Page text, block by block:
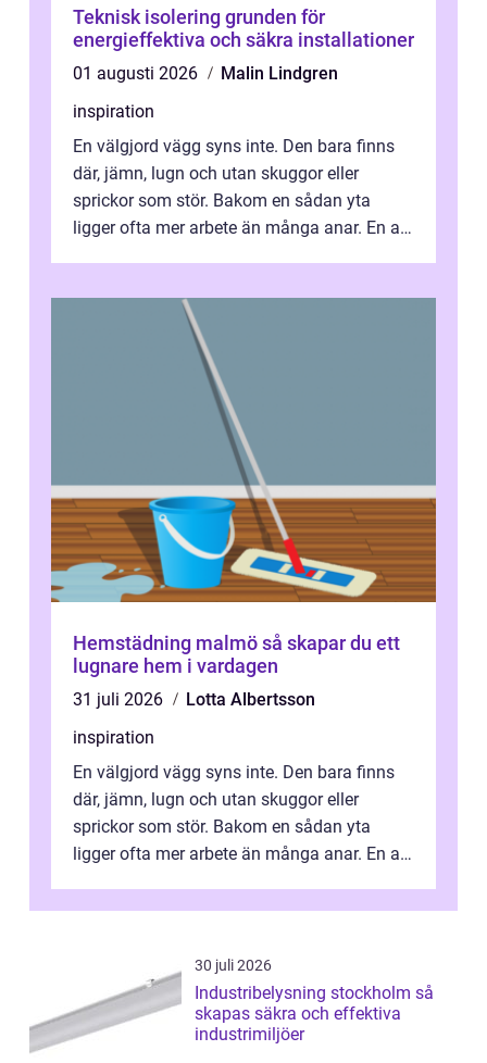
Teknisk isolering grunden för
energieffektiva och säkra installationer
01 augusti 2026
Malin Lindgren
inspiration
En välgjord vägg syns inte. Den bara finns
där, jämn, lugn och utan skuggor eller
sprickor som stör. Bakom en sådan yta
ligger ofta mer arbete än många anar. En av
Hemstädning malmö så skapar du ett
lugnare hem i vardagen
31 juli 2026
Lotta Albertsson
inspiration
En välgjord vägg syns inte. Den bara finns
där, jämn, lugn och utan skuggor eller
sprickor som stör. Bakom en sådan yta
ligger ofta mer arbete än många anar. En av
30 juli 2026
Industribelysning stockholm så
skapas säkra och effektiva
industrimiljöer